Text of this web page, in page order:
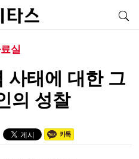
실
사태에 대한 그
의 성찰